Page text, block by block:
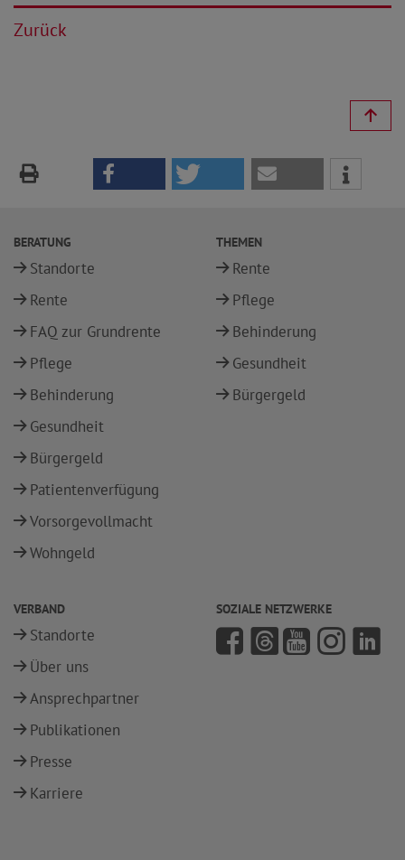
Zurück
BERATUNG
Standorte
Rente
FAQ zur Grundrente
Pflege
Behinderung
Gesundheit
Bürgergeld
Patientenverfügung
Vorsorgevollmacht
Wohngeld
THEMEN
Rente
Pflege
Behinderung
Gesundheit
Bürgergeld
VERBAND
Standorte
Über uns
Ansprechpartner
Publikationen
Presse
Karriere
SOZIALE NETZWERKE